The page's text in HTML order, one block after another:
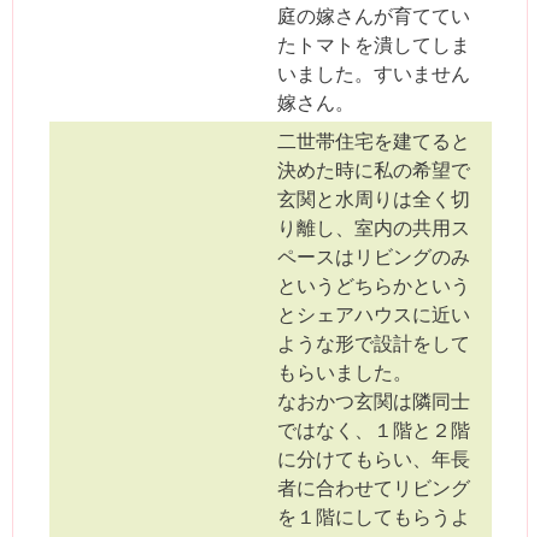
庭の嫁さんが育ててい
たトマトを潰してしま
いました。すいません
嫁さん。
二世帯住宅を建てると
決めた時に私の希望で
玄関と水周りは全く切
り離し、室内の共用ス
ペースはリビングのみ
というどちらかという
とシェアハウスに近い
ような形で設計をして
もらいました。
なおかつ玄関は隣同士
ではなく、１階と２階
に分けてもらい、年長
者に合わせてリビング
を１階にしてもらうよ